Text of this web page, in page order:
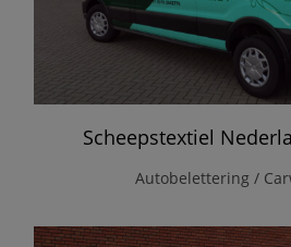
Scheepstextiel
Autobelettering /